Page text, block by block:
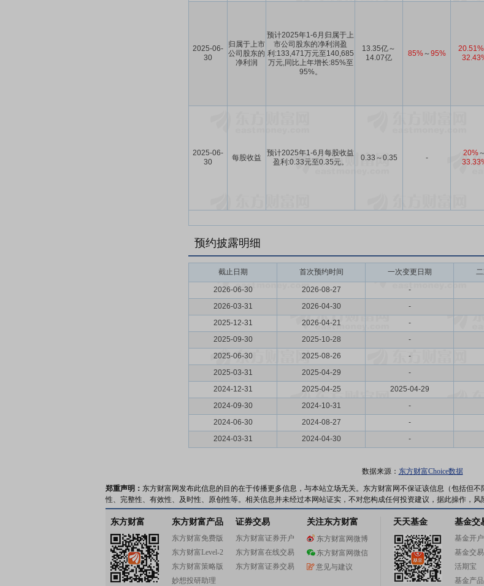
2025-06-
30
归属于上市
公司股东的
净利润
预计2025年1-6月归属于上
市公司股东的净利润盈
利:133,471万元至140,685
万元,同比上年增长:85%至
95%。
13.35亿～
14.07亿
85%～95%
20.51%
2025-06-
30
每股收益
预计2025年1-6月每股收益
盈利:0.33元至0.35元。
0.33～0.35 -
20%～
预约披露明细
截止日期 首次预约时间 一次变更日期
2026-06-30 2026-08-27 -
2026-03-31
2026-04-30 -
2025-12-31
2026-04-21 -
2025-09-30
2025-10-28 -
2025-06-30
2025-08-26 -
2025-03-31
2025-04-29 -
2024-12-31
2025-04-25 2025-04-29
2024-09-30
2024-10-31 -
2024-06-30
2024-08-27 -
2024-03-31
2024-04-30 -
数据来源： 东方财富Choice数据
郑重声明： 东方财富网发布此信息的目的在于传播更多信息，与本站立场无关。东方财富网不保证该信息（包括但
性、完整性、有效性、及时性、原创性等。相关信息并未经过本网站证实，不对您构成任何投资建议，据此操作，风
东方财富 东方财富产品
东方财富免费版
东方财富Level-2
东方财富策略版
妙想投研助理
证券交易
东方财富证券开户
东方财富在线交易
东方财富证券交易
关注东方财富
东方财富网微博
东方财富网微信
意见与建议
天天基金 基金交
基金开户
基金交易
活期宝
基金产品